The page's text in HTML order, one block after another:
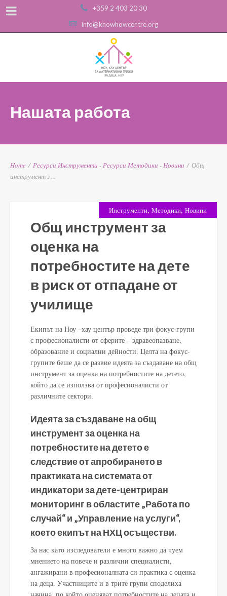
+359 2 403 20 30
info@knowhowcentre.org
Нашата работа
Home / Ресурси Инструменти - Ресурси Методики - Новини / Общ
инструмент з ...
Инструменти, Методики, Новини
Общ инструмент за
оценка на
потребностите на дете
в риск от отпадане от
училище
Екипът на Ноу –хау център проведе три фокус-групи
с професионалисти от сферите – здравеопазване,
образование и социални дейности. Целта на фокус-
групите беше да се развие идеята за създаване на общ
инструмент за оценка на потребностите на детето,
който да се използва от професионалисти от
различните сектори.
Идеята за създаване на общ
инструмент за оценка на
потребностите на детето е
следствие от апробирането в
практиката на системата от
индикатори за дете-центриран
мониторинг в областите „Работа по
случай“ и „Управление на услуги“,
което екипът на НХЦ осъществи.
За нас като изследователи е много важно да чуем
мнението на повече и различни специалисти,
ангажирани в професионалната си практика с оценка
на деца. Участниците и в трите групи споделиха
начина, по който оценяват потребностите на децата и